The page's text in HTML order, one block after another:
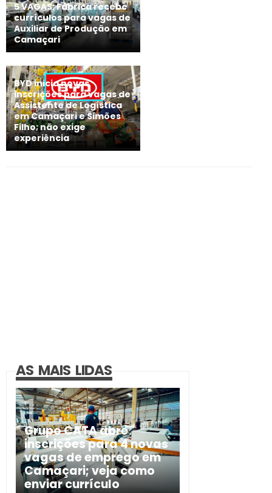
5 VAGAS: Fábrica recebe
currículos para vagas de
Auxiliar de Produção em
Camaçari
BYD inicia novas
inscrições para vagas de
Assistente de Logística
em Camaçari e Simões
Filho; não exige
experiência
AS MAIS LIDAS
Grupo CATA abre
inscrições para 4 novas
vagas de emprego em
Camaçari; veja como
enviar currículo